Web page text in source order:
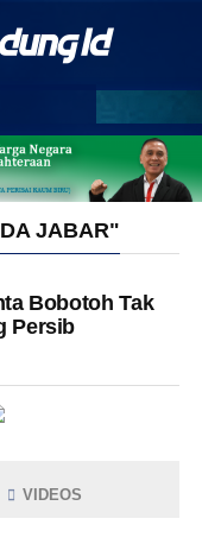
JABAR"
Bobotoh Tak
Persib
VIDEOS